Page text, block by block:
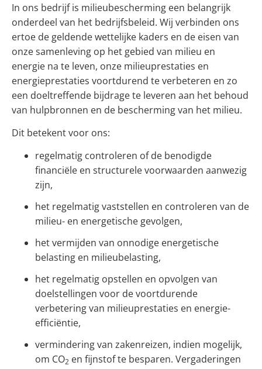
In ons bedrijf is milieubescherming een belangrijk
onderdeel van het bedrijfsbeleid. Wij verbinden ons
ertoe de geldende wettelijke kaders en de eisen van
onze samenleving op het gebied van milieu en
energie na te leven, onze milieuprestaties en
energieprestaties voortdurend te verbeteren en zo
een doeltreffende bijdrage te leveren aan het behoud
van hulpbronnen en de bescherming van het milieu.
Dit betekent voor ons:
regelmatig controleren of de benodigde
financiële en structurele voorwaarden aanwezig
zijn,
het regelmatig vaststellen en controleren van de
milieu- en energetische gevolgen,
het vermijden van onnodige energetische
belasting en milieubelasting,
het regelmatig opstellen en opvolgen van
doelstellingen voor de voortdurende
verbetering van milieuprestaties en energie-
efficiëntie,
vermindering van zakenreizen, indien mogelijk,
om CO2 en fijnstof te besparen. Vergaderingen